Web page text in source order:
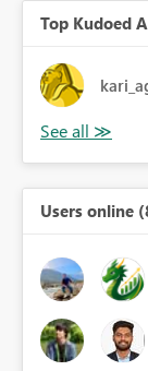
Top Kudoed
Users online